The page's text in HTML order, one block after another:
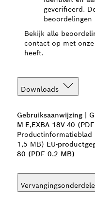
geverifieerd.
Bekijk alle
contact op met
heeft.
Downloads
Gebruiksaanwijzing |
M-E,EXBA 18V-40
Productinformatieblad
1,5 MB) EU-
80 (PDF 0.2 MB)